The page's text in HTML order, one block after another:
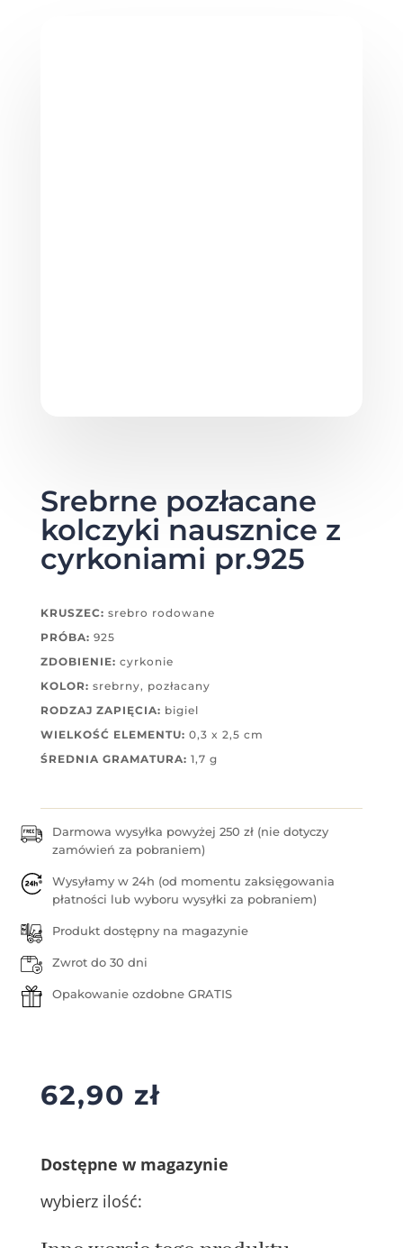
Srebrne pozłacane
kolczyki nausznice z
cyrkoniami pr.925
KRUSZEC: srebro rodowane
PRÓBA: 925
ZDOBIENIE: cyrkonie
KOLOR: srebrny, pozłacany
RODZAJ ZAPIĘCIA: bigiel
WIELKOŚĆ ELEMENTU: 0,3 x 2,5 cm
ŚREDNIA GRAMATURA: 1,7 g
Darmowa wysyłka powyżej 250 zł (nie dotyczy
zamówień za pobraniem)
Wysyłamy w 24h (od momentu zaksięgowania
płatności lub wyboru wysyłki za pobraniem)
Produkt dostępny na magazynie
Zwrot do 30 dni
Opakowanie ozdobne GRATIS
62,90 zł
Dostępne w magazynie
wybierz ilość: